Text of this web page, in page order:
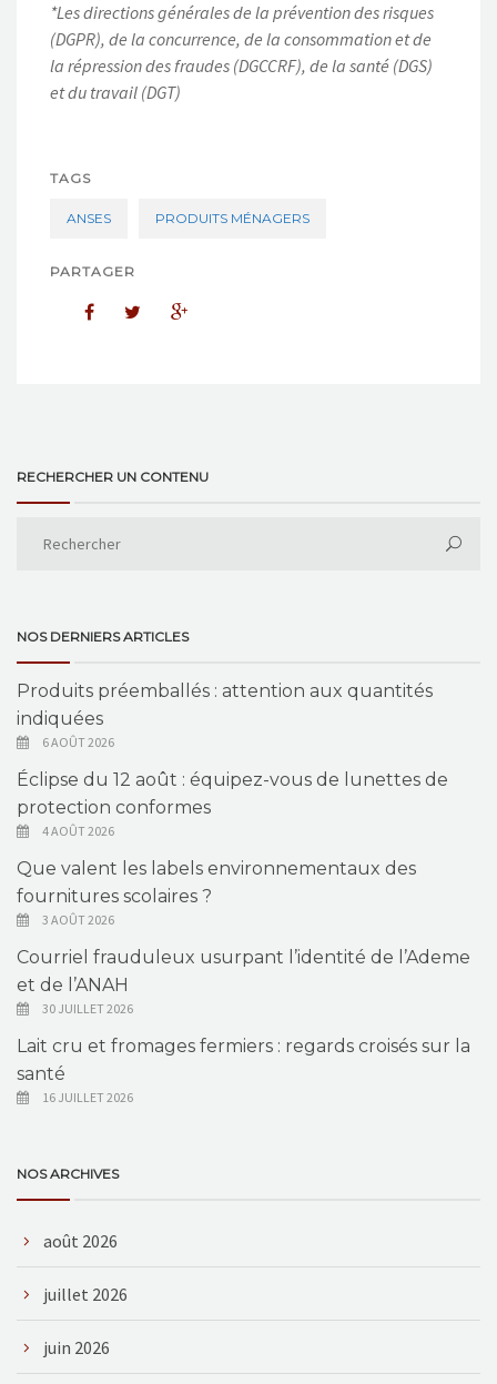
*Les directions générales de la prévention des risques
(DGPR), de la concurrence, de la consommation et de
la répression des fraudes (DGCCRF), de la santé (DGS)
et du travail (DGT)
TAGS
ANSES PRODUITS MÉNAGERS
PARTAGER
RECHERCHER UN CONTENU
NOS DERNIERS ARTICLES
Produits préemballés : attention aux quantités
indiquées
6 AOÛT 2026
Éclipse du 12 août : équipez-vous de lunettes de
protection conformes
4 AOÛT 2026
Que valent les labels environnementaux des
fournitures scolaires ?
3 AOÛT 2026
Courriel frauduleux usurpant l’identité de l’Ademe
et de l’ANAH
30 JUILLET 2026
Lait cru et fromages fermiers : regards croisés sur la
santé
16 JUILLET 2026
NOS ARCHIVES
août 2026
juillet 2026
juin 2026